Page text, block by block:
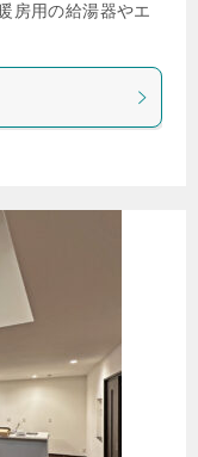
房用の給湯器やエ